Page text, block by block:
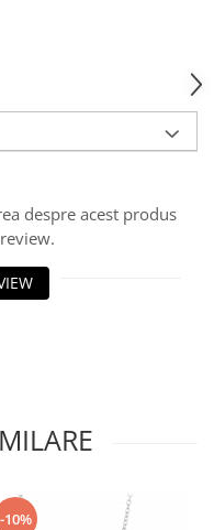
despre acest produs
-10%